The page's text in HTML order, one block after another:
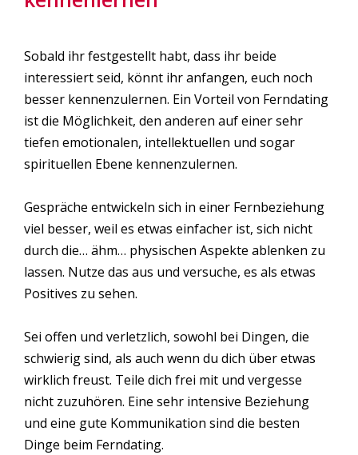
Sobald ihr festgestellt habt, dass ihr beide
interessiert seid, könnt ihr anfangen, euch noch
besser kennenzulernen. Ein Vorteil von Ferndating
ist die Möglichkeit, den anderen auf einer sehr
tiefen emotionalen, intellektuellen und sogar
spirituellen Ebene kennenzulernen.
Gespräche entwickeln sich in einer Fernbeziehung
viel besser, weil es etwas einfacher ist, sich nicht
durch die… ähm… physischen Aspekte ablenken zu
lassen. Nutze das aus und versuche, es als etwas
Positives zu sehen.
Sei offen und verletzlich, sowohl bei Dingen, die
schwierig sind, als auch wenn du dich über etwas
wirklich freust. Teile dich frei mit und vergesse
nicht zuzuhören. Eine sehr intensive Beziehung
und eine gute Kommunikation sind die besten
Dinge beim Ferndating.